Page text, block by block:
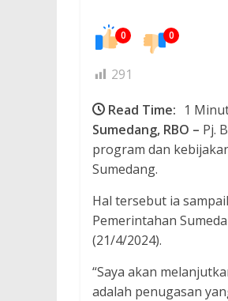
0 0
291
Read Time: 1
Sumedang, RBO – Pj.
program dan
Sumedang.
Hal tersebut ia
Pemerintahan
(21/4/2024).
“Saya akan
adalah penugasan